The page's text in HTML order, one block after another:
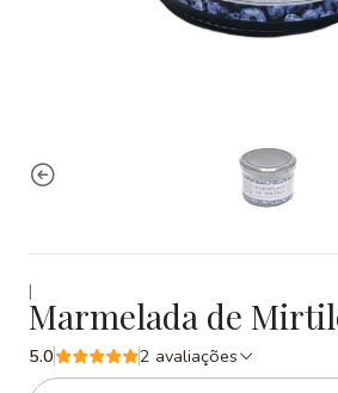
|
Marmelada de
5.0 2 avaliações